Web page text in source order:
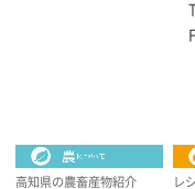
高知県の農畜産物紹介
レ